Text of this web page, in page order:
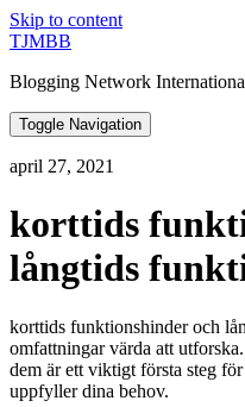
Skip to content
TJMBB
Blogging Network
Toggle Navigation
april 27, 2021
korttids
långtids
korttids funktionshinder och
omfattningar värda att
dem är ett viktigt första steg
uppfyller dina behov.